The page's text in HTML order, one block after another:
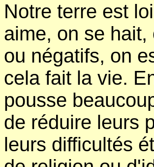
Notre terre est
aime, on se
ou négatifs, on
cela fait la vie.
pousse
de réduire leurs
leurs difficultés